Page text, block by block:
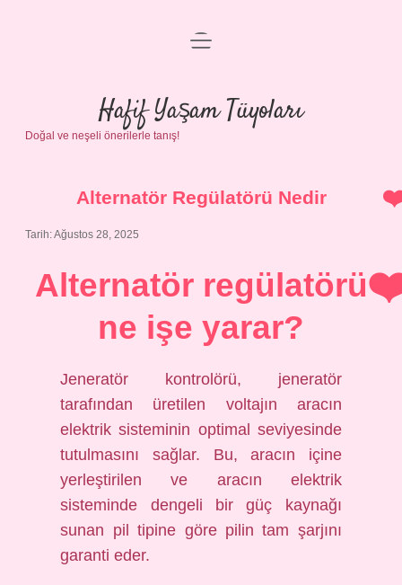
Anasayfa
Gizlilik Politikası
Yasal Uyarı
menüyü
Hafif Yaşam Tüyoları
Doğal ve neşeli önerilerle tanış!
Alternatör Regülatörü Nedir
Tarih: Ağustos 28, 2025
Alternatör regülatörü
ne işe yarar?
Jeneratör kontrolörü, jeneratör
tarafından üretilen voltajın aracın
elektrik sisteminin optimal seviyesinde
tutulmasını sağlar. Bu, aracın içine
yerleştirilen ve aracın elektrik
sisteminde dengeli bir güç kaynağı
sunan pil tipine göre pilin tam şarjını
garanti eder.